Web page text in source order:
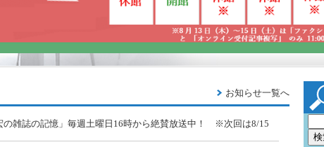
お知らせ一覧へ
の雑誌の記憶」毎週土曜日16時から絶賛放送中！ ※次回は8/15